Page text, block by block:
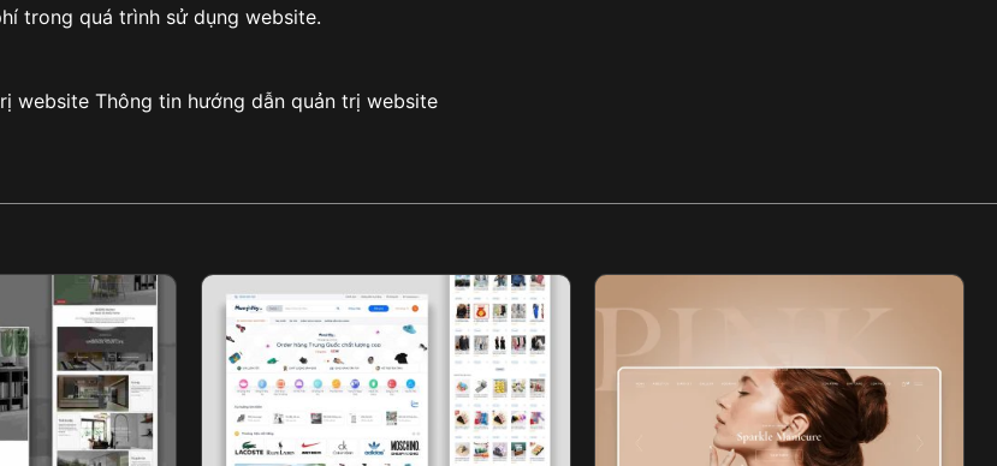
trong quá trình sử dụng website.
website Thông tin hướng dẫn quản trị website